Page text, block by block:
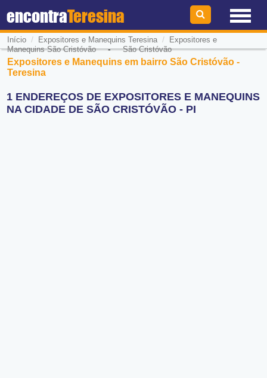
encontraTeresina
Início / Expositores e Manequins Teresina/
Expositores e
Manequins São Cristóvão-São Cristóvão
Expositores e Manequins em bairro São Cristóvão -
Teresina
1 ENDEREÇOS DE EXPOSITORES E MANEQUINS
NA CIDADE DE SÃO CRISTÓVÃO - PI